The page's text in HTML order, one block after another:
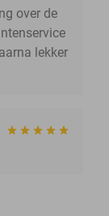
over de
lekker